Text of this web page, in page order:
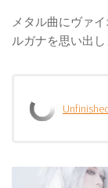
メタル曲にヴァ
ルガナを思い出し